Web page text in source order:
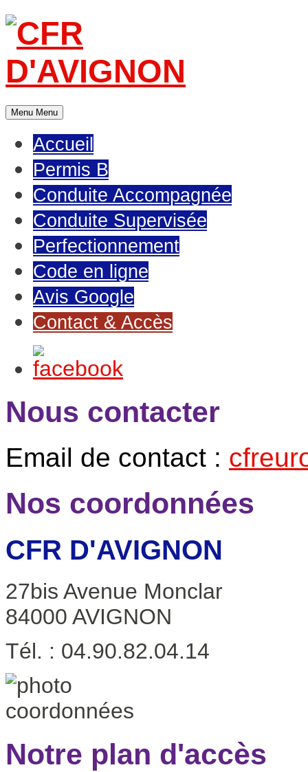
Menu Menu
Accueil
Permis B
Conduite Accompagnée
Conduite Supervisée
Perfectionnement
Code en ligne
Avis Google
Contact & Accès
Nous contacter
Email de contact :
Nos coordonnées
CFR D'AVIGNON
27bis Avenue Monclar
84000 AVIGNON
Tél. : 04.90.82.04.14
Notre plan d'accès